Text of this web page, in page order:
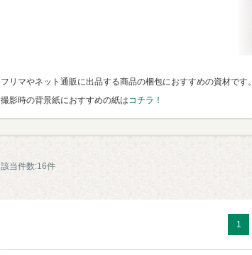
フリマやネット通販に出品する商品の梱包におすすめの資材です。
撮影時の背景紙におすすめの紙はコチラ！
該当件数:16件
1